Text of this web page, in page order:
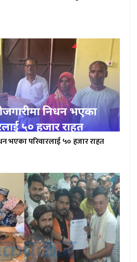
भएका परिवारलाई ५० हजार राहत